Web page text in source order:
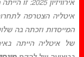
המייסדות וזכתה בה